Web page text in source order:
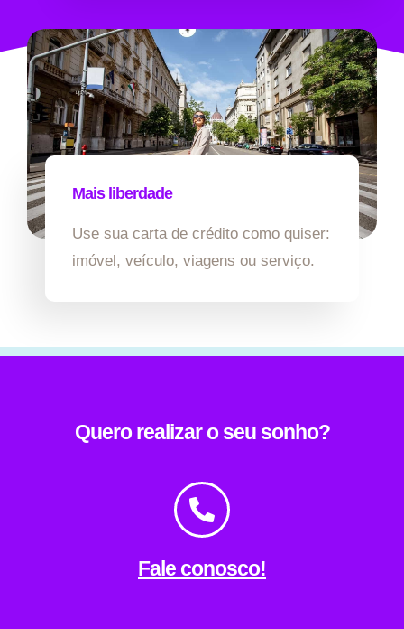
Mais liberdade
Use sua carta de crédito como quiser:
imóvel, veículo, viagens ou serviço.
Quero realizar o seu sonho?
Fale conosco!